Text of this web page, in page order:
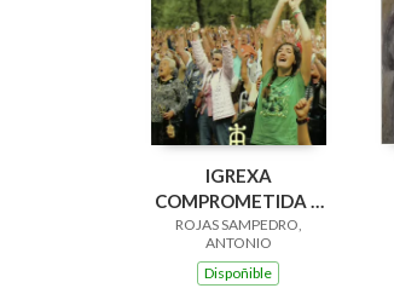
IGREXA
COMPROMETIDA E
EDUCACION
SOCIOCOMUNITARIA
EN GALICIA 1965-
ROJAS SAMPEDRO,
ANTONIO
Dispoñible